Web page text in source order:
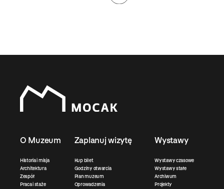
O Muzeum
Historia i misja
Architektura
Zespół
Praca i staże
Zaplanuj wizytę
Kup bilet
Godziny otwarcia
Plan muzeum
Oprowadzenia
Wystawy
Wystawy czasowe
Wystawy stałe
Archiwum
Projekty